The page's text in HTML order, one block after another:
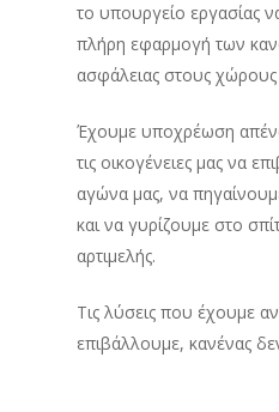
το υπουργείο εργασίας
πλήρη εφαρμογή των
ασφάλειας στους χώρους
Έχουμε υποχρέωση
τις οικογένειες μας να
αγώνα μας, να
και να γυρίζουμε στο
αρτιμελής.
Τις λύσεις που έχουμε
επιβάλλουμε, κανένας